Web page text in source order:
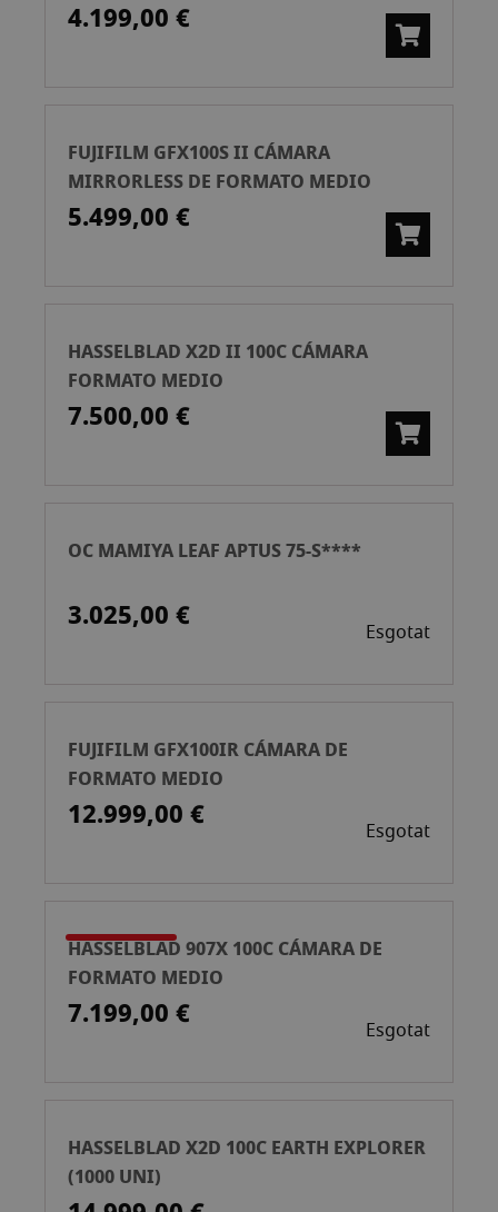
4.199,00 €
FUJIFILM GFX100S II CÁMARA
MIRRORLESS DE FORMATO MEDIO
5.499,00 €
HASSELBLAD X2D II 100C CÁMARA
FORMATO MEDIO
7.500,00 €
OC MAMIYA LEAF APTUS 75-S****
3.025,00 € Esgotat
FUJIFILM GFX100IR CÁMARA DE
FORMATO MEDIO
12.999,00 € Esgotat
HASSELBLAD 907X 100C CÁMARA DE
FORMATO MEDIO
7.199,00 € Esgotat
HASSELBLAD X2D 100C EARTH EXPLORER
(1000 UNI)